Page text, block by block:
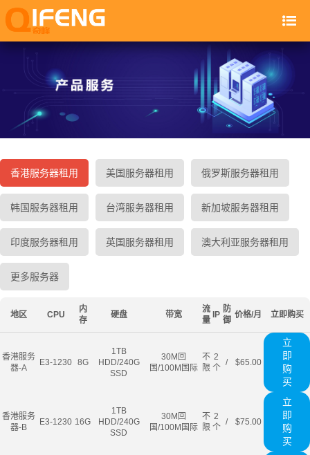
香港服务器租用 美国服务器租用 俄罗斯服务器租用
韩国服务器租用 台湾服务器租用 新加坡服务器租用
印度服务器租用 英国服务器租用 澳大利亚服务器租用
更多服务器
地区 CPU
内
存
硬盘 带宽
流
量
IP
防
御
价格/月 立即购买
香港服务
器-A
E3-1230 8G
1TB
HDD/240G
SSD
30M回
国/100M国际
不
限
2
个
/ $65.00
立
即
购
买
香港服务
器-B
E3-1230 16G
1TB
HDD/240G
SSD
30M回
国/100M国际
不
限
2
个
/ $75.00
立
即
购
买